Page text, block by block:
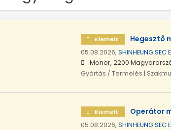
Kiemelt Hegesztő
05.08.2026, SHINHEUNG SEC
Monor, 2200
Gyártás / Termelés |
Kiemelt Operátor
05.08.2026, SHINHEUNG SEC